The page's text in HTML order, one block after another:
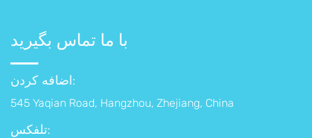
با ما تماس بگیرید
اضافه کردن:
545 Yaqian Road, Hangzhou, Zhejiang, China
تلفکس: